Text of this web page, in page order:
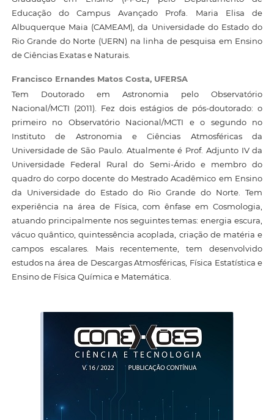
Educação do Campus Avançado Profa. Maria Elisa de
Albuquerque Maia (CAMEAM), da Universidade do Estado do
Rio Grande do Norte (UERN) na linha de pesquisa em Ensino
de Ciências Exatas e Naturais.
Francisco Ernandes Matos Costa, UFERSA
Tem Doutorado em Astronomia pelo Observatório
Nacional/MCTI (2011). Fez dois estágios de pós-doutorado: o
primeiro no Observatório Nacional/MCTI e o segundo no
Instituto de Astronomia e Ciências Atmosféricas da
Universidade de São Paulo. Atualmente é Prof. Adjunto IV da
Universidade Federal Rural do Semi-Árido e membro do
quadro do corpo docente do Mestrado Acadêmico em Ensino
da Universidade do Estado do Rio Grande do Norte. Tem
experiência na área de Física, com ênfase em Cosmologia,
atuando principalmente nos seguintes temas: energia escura,
vácuo quântico, quintessência acoplada, criação de matéria e
campos escalares. Mais recentemente, tem desenvolvido
estudos na área de Descargas Atmosféricas, Física Estatística e
Ensino de Física Química e Matemática.